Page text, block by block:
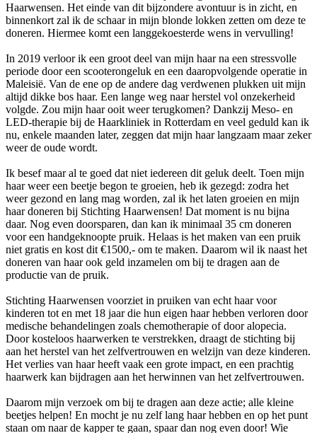
Haarwensen. Het einde van dit bijzondere avontuur is in zicht, en
binnenkort zal ik de schaar in mijn blonde lokken zetten om deze te
doneren. Hiermee komt een langgekoesterde wens in vervulling!
In 2019 verloor ik een groot deel van mijn haar na een stressvolle
periode door een scooterongeluk en een daaropvolgende operatie in
Maleisië. Van de ene op de andere dag verdwenen plukken uit mijn
altijd dikke bos haar. Een lange weg naar herstel vol onzekerheid
volgde. Zou mijn haar ooit weer terugkomen? Dankzij Meso- en
LED-therapie bij de Haarkliniek in Rotterdam en veel geduld kan ik
nu, enkele maanden later, zeggen dat mijn haar langzaam maar zeker
weer de oude wordt.
Ik besef maar al te goed dat niet iedereen dit geluk deelt. Toen mijn
haar weer een beetje begon te groeien, heb ik gezegd: zodra het
weer gezond en lang mag worden, zal ik het laten groeien en mijn
haar doneren bij Stichting Haarwensen! Dat moment is nu bijna
daar. Nog even doorsparen, dan kan ik minimaal 35 cm doneren
voor een handgeknoopte pruik. Helaas is het maken van een pruik
niet gratis en kost dit €1500,- om te maken. Daarom wil ik naast het
doneren van haar ook geld inzamelen om bij te dragen aan de
productie van de pruik.
Stichting Haarwensen voorziet in pruiken van echt haar voor
kinderen tot en met 18 jaar die hun eigen haar hebben verloren door
medische behandelingen zoals chemotherapie of door alopecia.
Door kosteloos haarwerken te verstrekken, draagt de stichting bij
aan het herstel van het zelfvertrouwen en welzijn van deze kinderen.
Het verlies van haar heeft vaak een grote impact, en een prachtig
haarwerk kan bijdragen aan het herwinnen van het zelfvertrouwen.
Daarom mijn verzoek om bij te dragen aan deze actie; alle kleine
beetjes helpen! En mocht je nu zelf lang haar hebben en op het punt
staan om naar de kapper te gaan, spaar dan nog even door! Wie